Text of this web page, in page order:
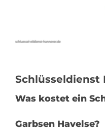
Schlüsseldienst
Was kostet ein
Garbsen Havelse?